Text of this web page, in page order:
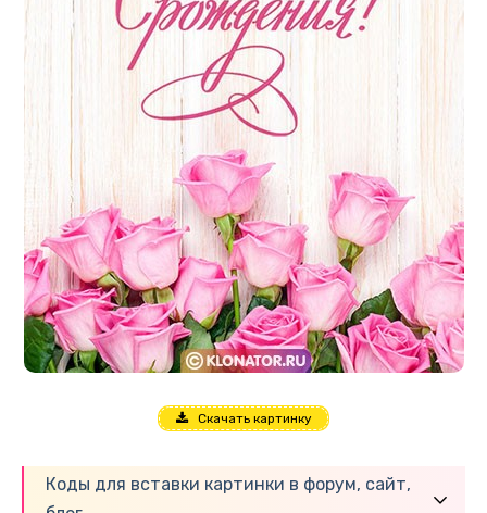
Скачать картинку
Коды для вставки картинки в форум, сайт,